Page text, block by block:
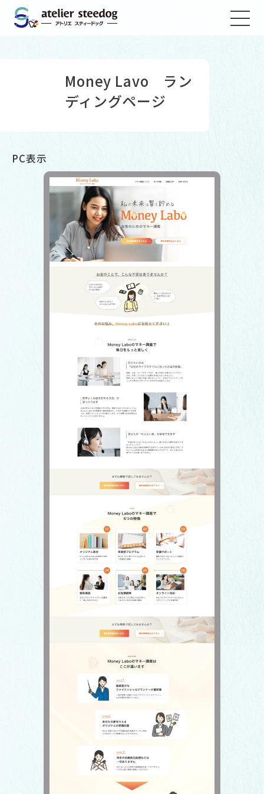
Money Lavo ラン
ディングページ
PC表示